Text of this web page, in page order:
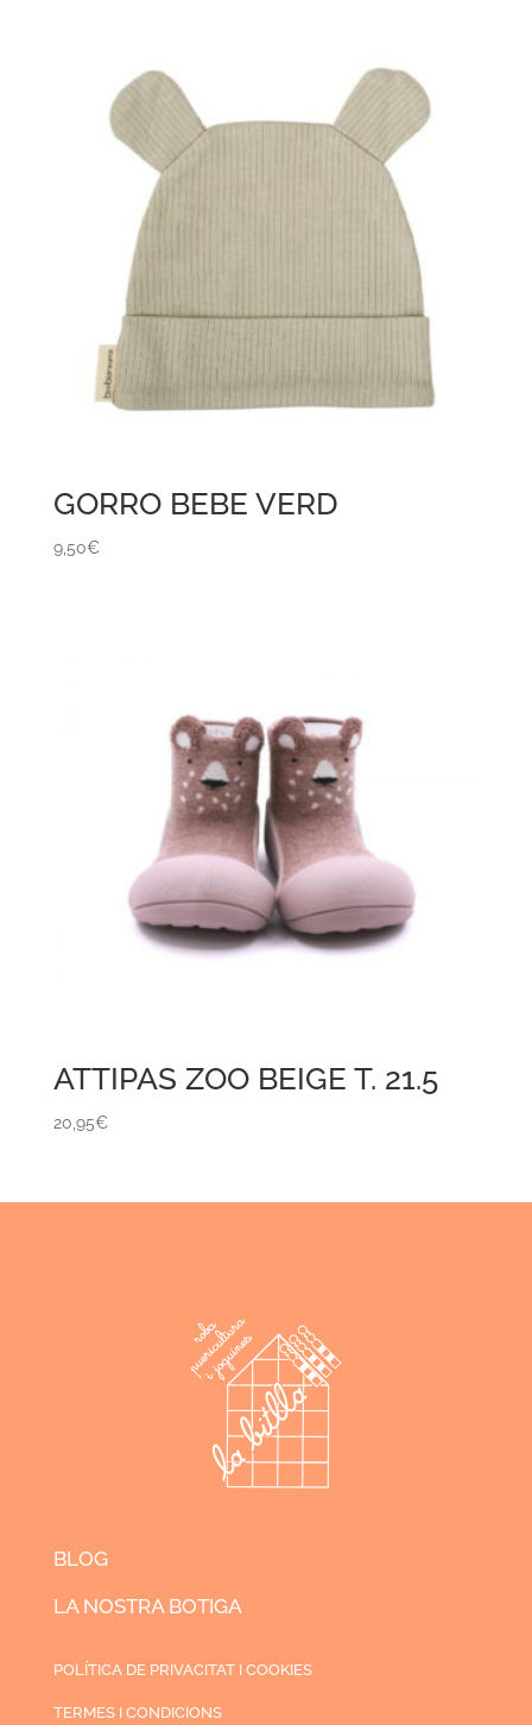
GORRO BEBE VERD
9,50€
ATTIPAS ZOO BEIGE T. 21.5
20,95€
BLOG
LA NOSTRA BOTIGA
POLÍTICA DE PRIVACITAT I COOKIES
TERMES I CONDICIONS